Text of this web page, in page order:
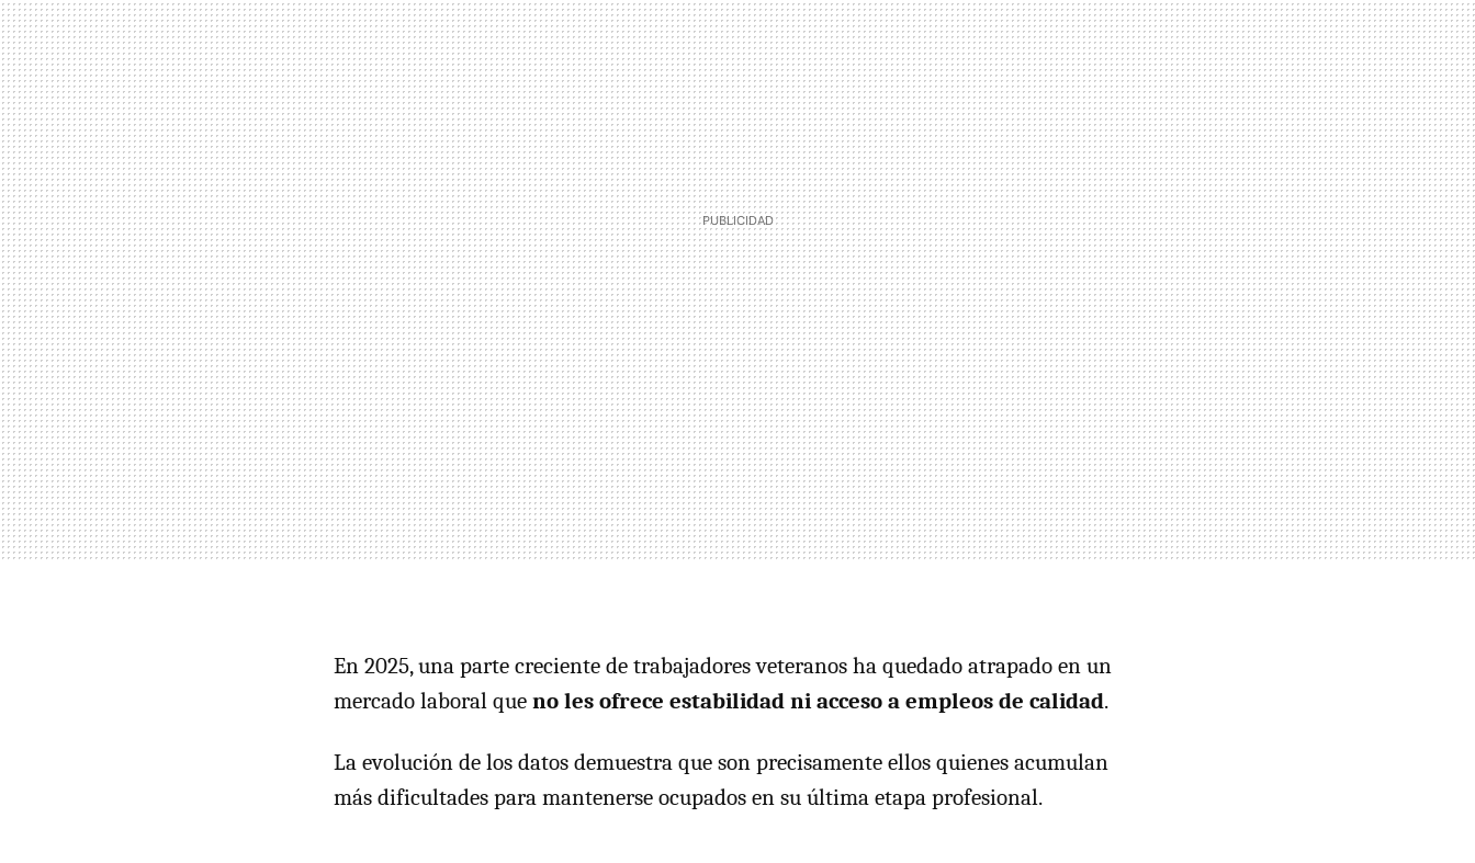
En 2025, una parte creciente de trabajadores veteranos ha quedado atrapado en un
mercado laboral que no les ofrece estabilidad ni acceso a empleos de calidad.
La evolución de los datos demuestra que son precisamente ellos quienes acumulan
más dificultades para mantenerse ocupados en su última etapa profesional.